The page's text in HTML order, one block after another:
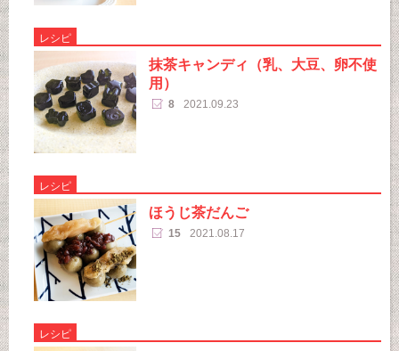
レシピ
抹茶キャンディ（乳、大豆、卵不使
用）
8 2021.09.23
レシピ
ほうじ茶だんご
15 2021.08.17
レシピ